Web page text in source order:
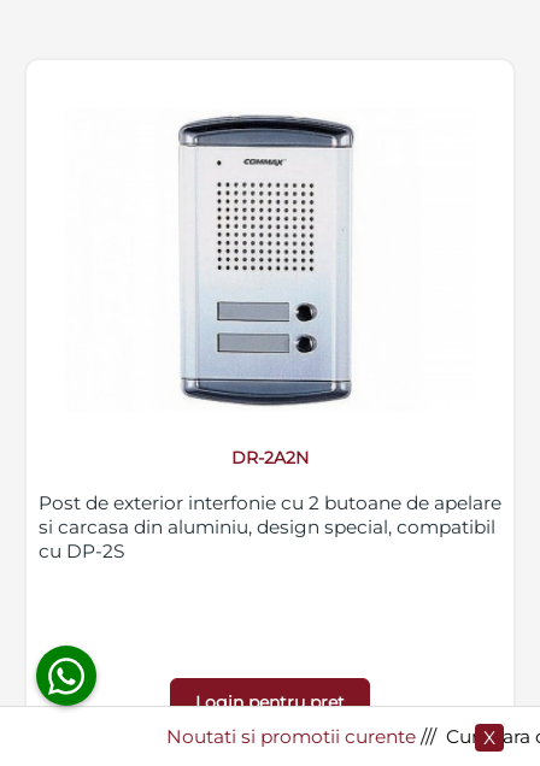
Noutati si promotii curente​/// Cumpara de la
X
DR-2A2N
Post de exterior interfonie cu 2 butoane de apelare
si carcasa din aluminiu, design special, compatibil
cu DP-2S
Login pentru pret
Toate drepturile rezervate.